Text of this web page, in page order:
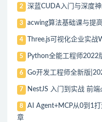
2 深蓝CUDA入门与深度
3 acwing算法基础课与提
4 Three.js可视化企业实战
5 Python全能工程师2022
6 Go开发工程师全新版
7 NestJS 入门到实战 前
8
AI Agent+MCP从0到1
章